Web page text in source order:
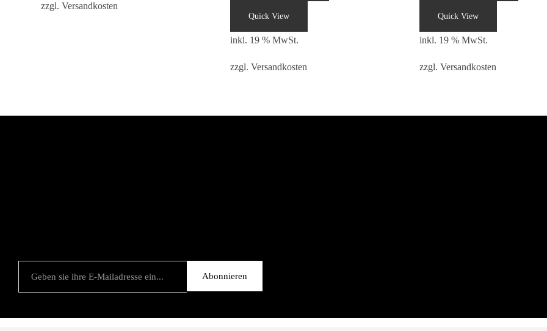
zzgl.Versandkosten
Quick View
inkl. 19 % MwSt.
zzgl.Versandkosten
Quick View
inkl. 19 % MwSt.
zzgl. Versandkosten
Abonnieren